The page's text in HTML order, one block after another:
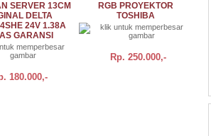
SERVER 13CM
DELTA
24V 1.38A
GARANSI
180.000,-
RGB PROYEKTOR
TOSHIBA
Rp. 250.000,-